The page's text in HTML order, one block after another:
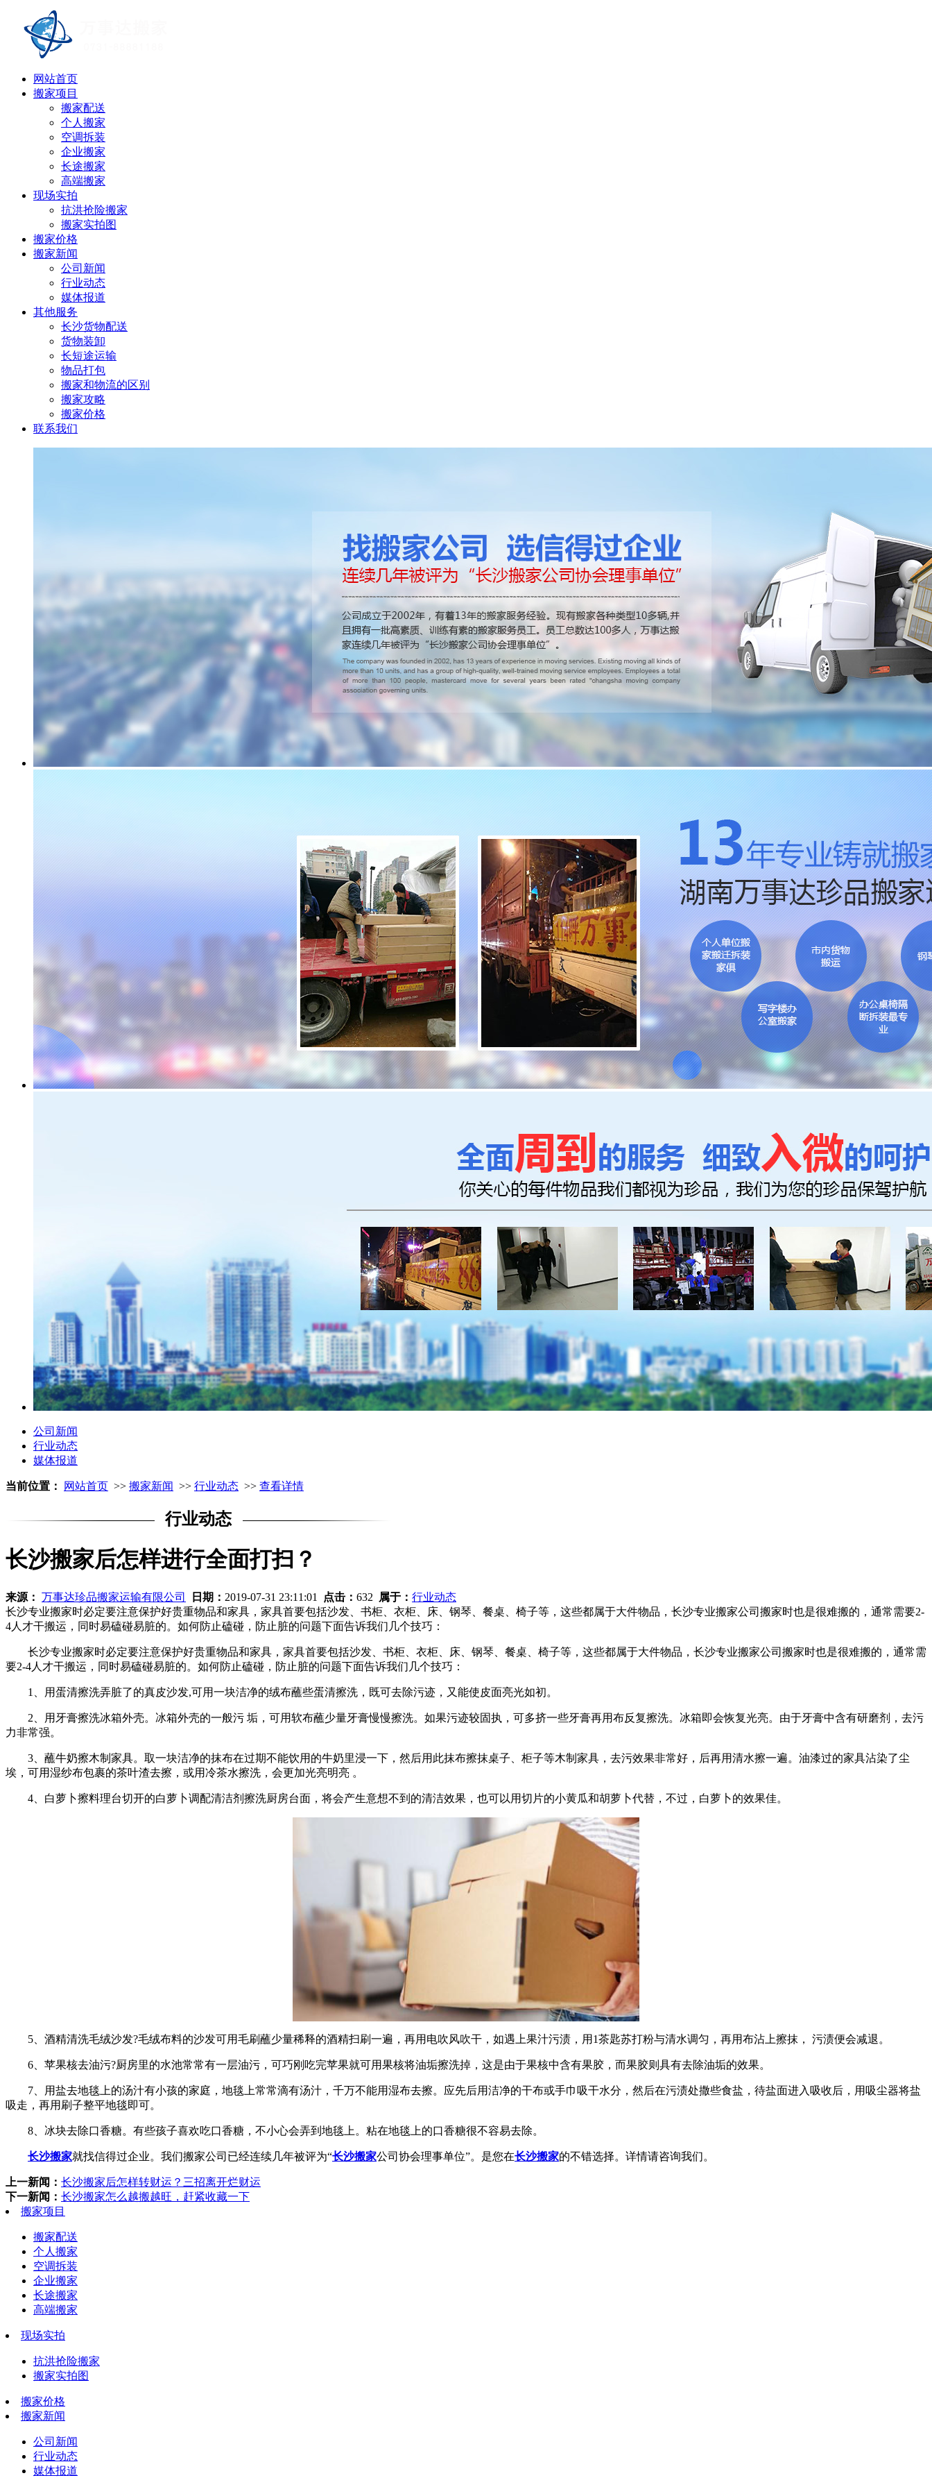
网站首页
搬家项目
搬家配送
个人搬家
空调拆装
企业搬家
长途搬家
高端搬家
现场实拍
抗洪抢险搬家
搬家实拍图
搬家价格
搬家新闻
公司新闻
行业动态
媒体报道
其他服务
长沙货物配送
货物装卸
长短途运输
物品打包
搬家和物流的区别
搬家攻略
搬家价格
联系我们
公司新闻
行业动态
媒体报道
当前位置： 网站首页 >> 搬家新闻 >> 行业动态 >> 查看详情
行业动态
长沙搬家后怎样进行全面打扫？
来源： 万事达珍品搬家运输有限公司 日期： 2019-07-31 23:11:01 点击： 632 属于： 行业动态
长沙专业搬家时必定要注意保护好贵重物品和家具，家具首要包括沙发、书柜、衣柜、床、钢琴、餐桌、椅子等，这些都属于大件物品，长沙专业搬家公司搬家时也是很难搬的，通常需要2-
4人才干搬运，同时易磕碰易脏的。如何防止磕碰，防止脏的问题下面告诉我们几个技巧：
长沙专业搬家时必定要注意保护好贵重物品和家具，家具首要包括沙发、书柜、衣柜、床、钢琴、餐桌、椅子等，这些都属于大件物品，长沙专业搬家公司搬家时也是很难搬的，通常需
要2-4人才干搬运，同时易磕碰易脏的。如何防止磕碰，防止脏的问题下面告诉我们几个技巧：
1、用蛋清擦洗弄脏了的真皮沙发,可用一块洁净的绒布蘸些蛋清擦洗，既可去除污迹，又能使皮面亮光如初。
2、用牙膏擦洗冰箱外壳。冰箱外壳的一般污 垢，可用软布蘸少量牙膏慢慢擦洗。如果污迹较固执，可多挤一些牙膏再用布反复擦洗。冰箱即会恢复光亮。由于牙膏中含有研磨剂，去污
力非常强。
3、蘸牛奶擦木制家具。取一块洁净的抹布在过期不能饮用的牛奶里浸一下，然后用此抹布擦抹桌子、柜子等木制家具，去污效果非常好，后再用清水擦一遍。油漆过的家具沾染了尘
埃，可用湿纱布包裹的茶叶渣去擦，或用冷茶水擦洗，会更加光亮明亮 。
4、白萝卜擦料理台切开的白萝卜调配清洁剂擦洗厨房台面，将会产生意想不到的清洁效果，也可以用切片的小黄瓜和胡萝卜代替，不过，白萝卜的效果佳。
5、酒精清洗毛绒沙发?毛绒布料的沙发可用毛刷蘸少量稀释的酒精扫刷一遍，再用电吹风吹干，如遇上果汁污渍，用1茶匙苏打粉与清水调匀，再用布沾上擦抹， 污渍便会减退。
6、苹果核去油污?厨房里的水池常常有一层油污，可巧刚吃完苹果就可用果核将油垢擦洗掉，这是由于果核中含有果胶，而果胶则具有去除油垢的效果。
7、用盐去地毯上的汤汁有小孩的家庭，地毯上常常滴有汤汁，千万不能用湿布去擦。应先后用洁净的干布或手巾吸干水分，然后在污渍处撒些食盐，待盐面进入吸收后，用吸尘器将盐
吸走，再用刷子整平地毯即可。
8、冰块去除口香糖。有些孩子喜欢吃口香糖，不小心会弄到地毯上。粘在地毯上的口香糖很不容易去除。
长沙搬家就找信得过企业。我们搬家公司已经连续几年被评为“长沙搬家公司协会理事单位”。是您在长沙搬家的不错选择。详情请咨询我们。
上一新闻： 长沙搬家后怎样转财运？三招离开烂财运
下一新闻： 长沙搬家怎么越搬越旺，赶紧收藏一下
搬家项目
搬家配送
个人搬家
空调拆装
企业搬家
长途搬家
高端搬家
现场实拍
抗洪抢险搬家
搬家实拍图
搬家价格
搬家新闻
公司新闻
行业动态
媒体报道